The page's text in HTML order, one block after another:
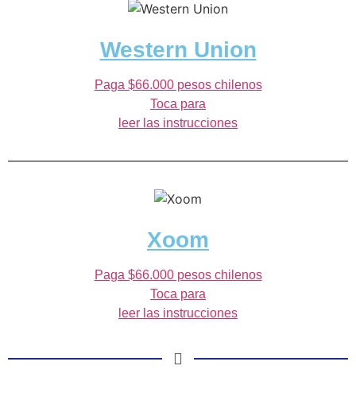
Western Union
Paga $66.000 pesos chilenos
Toca para
leer las instrucciones
Xoom
Paga $66.000 pesos chilenos
Toca para
leer las instrucciones